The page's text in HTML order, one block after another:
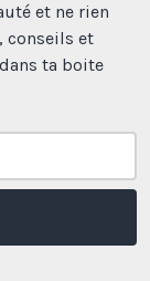
et ne rien
conseils et
ta boite